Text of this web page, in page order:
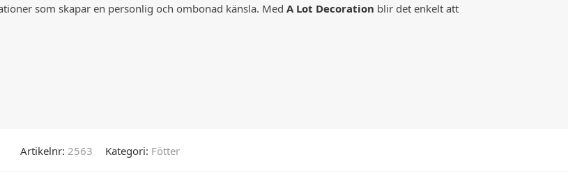
som skapar en personlig och ombonad känsla. Med A Lot Decoration blir det enkelt att
Artikelnr: 2563 Kategori: Fötter